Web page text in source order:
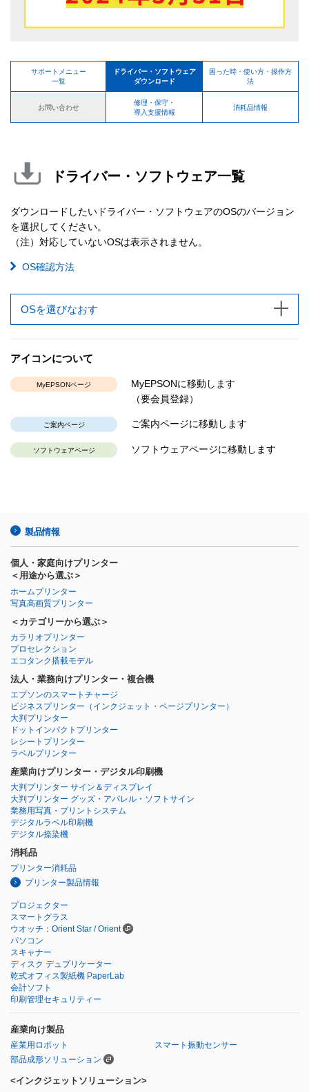
サポートメニュー
一覧
ドライバー・ソフトウェア
ダウンロード
困った時・使い方・操作方
法
お問い合わせ
修理・保守・
導入支援情報
消耗品情報
ドライバー・ソフトウェア一覧
ダウンロードしたいドライバー・ソフトウェアのOSのバージョン
を選択してください。
（注）対応していないOSは表示されません。
OS確認方法
OSを選びなおす
アイコンについて
MyEPSONページ
MyEPSONに移動します
（要会員登録）
ご案内ページ ご案内ページに移動します
ソフトウェアページ ソフトウェアページに移動します
製品情報
個人・家庭向けプリンター
＜用途から選ぶ＞
ホームプリンター
写真高画質プリンター
＜カテゴリーから選ぶ＞
カラリオプリンター
プロセレクション
エコタンク搭載モデル
法人・業務向けプリンター・複合機
エプソンのスマートチャージ
ビジネスプリンター （インクジェット・ページプリンター）
大判プリンター
ドットインパクトプリンター
レシートプリンター
ラベルプリンター
産業向けプリンター・デジタル印刷機
大判プリンター サイン＆ディスプレイ
大判プリンター グッズ・アパレル・ソフトサイン
業務用写真・プリントシステム
デジタルラベル印刷機
デジタル捺染機
消耗品
プリンター消耗品
プリンター製品情報
プロジェクター
スマートグラス
ウオッチ：Orient Star / Orient
パソコン
スキャナー
ディスク デュプリケーター
乾式オフィス製紙機 PaperLab
会計ソフト
印刷管理セキュリティー
産業向け製品
産業用ロボット
スマート振動センサー
部品成形ソリューション
<インクジェットソリューション>